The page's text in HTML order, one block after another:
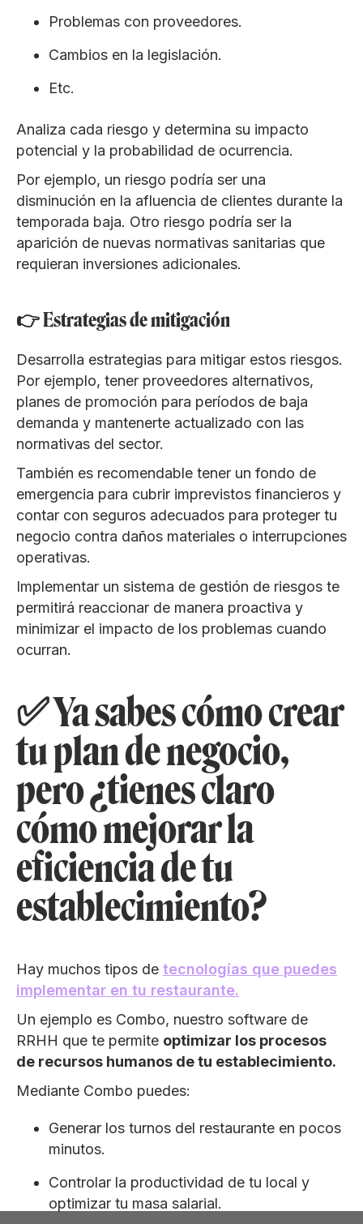
Problemas con proveedores.
Cambios en la legislación.
Etc.
Analiza cada riesgo y determina su impacto
potencial y la probabilidad de ocurrencia.
Por ejemplo, un riesgo podría ser una
disminución en la afluencia de clientes durante la
temporada baja. Otro riesgo podría ser la
aparición de nuevas normativas sanitarias que
requieran inversiones adicionales.
👉 Estrategias de mitigación
Desarrolla estrategias para mitigar estos riesgos.
Por ejemplo, tener proveedores alternativos,
planes de promoción para períodos de baja
demanda y mantenerte actualizado con las
normativas del sector.
También es recomendable tener un fondo de
emergencia para cubrir imprevistos financieros y
contar con seguros adecuados para proteger tu
negocio contra daños materiales o interrupciones
operativas.
Implementar un sistema de gestión de riesgos te
permitirá reaccionar de manera proactiva y
minimizar el impacto de los problemas cuando
ocurran.
✅ Ya sabes cómo crear
tu plan de negocio,
pero ¿tienes claro
cómo mejorar la
eficiencia de tu
establecimiento?
Hay muchos tipos de tecnologías que puedes
implementar en tu restaurante.
Un ejemplo es Combo, nuestro software de
RRHH que te permite optimizar los procesos
de recursos humanos de tu establecimiento.
Mediante Combo puedes:
Generar los turnos del restaurante en pocos
minutos.
Controlar la productividad de tu local y
optimizar tu masa salarial.